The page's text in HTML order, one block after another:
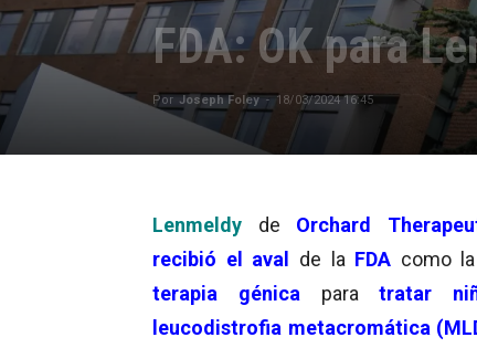
FDA: OK para
Por Joseph Foley - 18/03/2024 16:45
Lenmeldy de Orchard
recibió el aval de la FDA como la
terapia génica paratratar
leucodistrofia metacromática